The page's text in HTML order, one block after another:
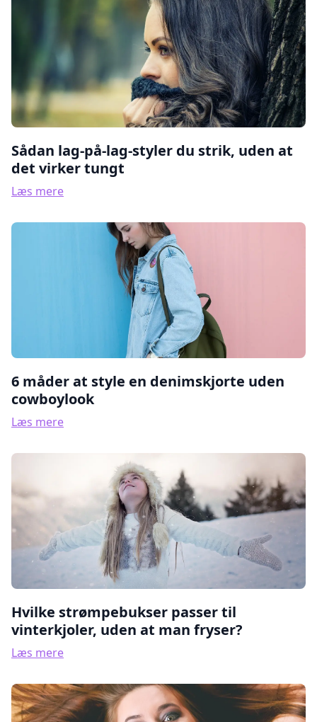
Sådan lag-på-lag-styler du strik, uden at
det virker tungt
Læs mere
6 måder at style en denimskjorte uden
cowboylook
Læs mere
Hvilke strømpebukser passer til
vinterkjoler, uden at man fryser?
Læs mere